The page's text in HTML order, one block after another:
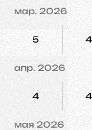
мар. 2026
5 4
апр. 2026
4 4
мая 2026